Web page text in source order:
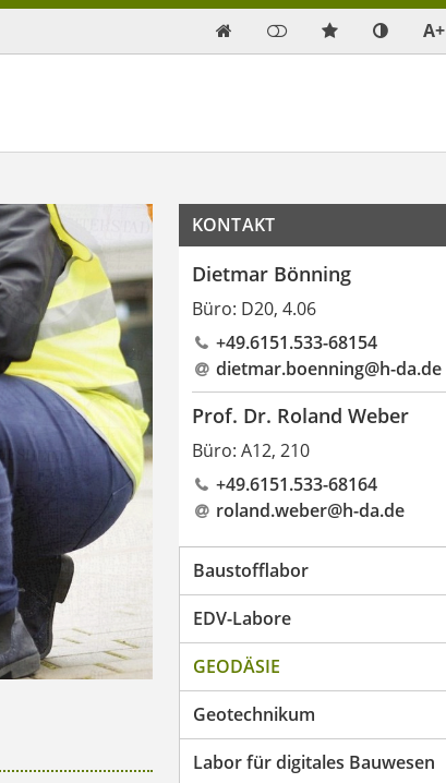
 A+
Next
KONTAKT
Dietmar Bönning
Büro: D20, 4.06
+49.6151.533-68154
dietmar.boenning@h-da.de
Prof. Dr. Roland Weber
Büro: A12, 210
+49.6151.533-68164
roland.weber@h-da.de
Baustofflabor
EDV-Labore
GEODÄSIE
Geotechnikum
Labor für digitales Bauwesen